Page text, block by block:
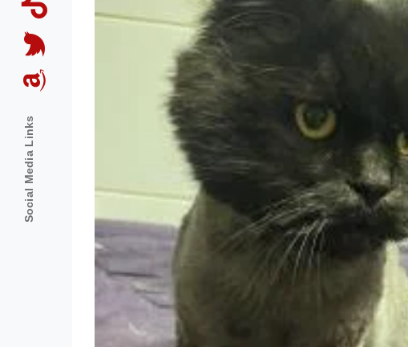
Social Media Links